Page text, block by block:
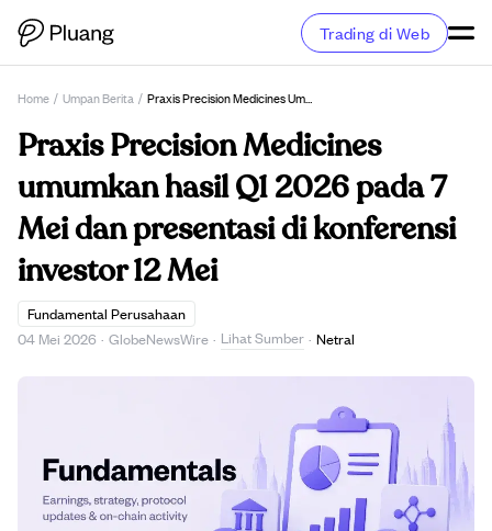
Trading di Web
Home / Umpan Berita / Praxis Precision Medicines Umumkan Hasil Q1 2026 Pada 7 Mei Dan Presentasi Di Konferensi Investor 12 Mei
Praxis Precision Medicines
umumkan hasil Q1 2026 pada 7
Mei dan presentasi di konferensi
investor 12 Mei
Fundamental Perusahaan
04 Mei 2026 · GlobeNewsWire · Lihat Sumber · Netral